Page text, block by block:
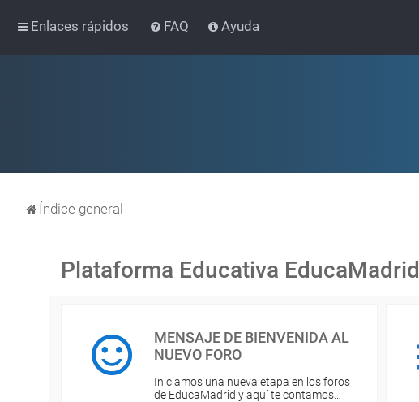
Enlaces rápidos FAQ Ayuda
Índice general
Plataforma Educativa EducaMadrid
MENSAJE DE BIENVENIDA AL
NUEVO FORO
Iniciamos una nueva etapa en los foros
de EducaMadrid y aquí te contamos…